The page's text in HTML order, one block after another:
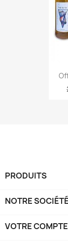
PRODUITS
NOTRE SOCIÉTÉ
VOTRE COMPTE